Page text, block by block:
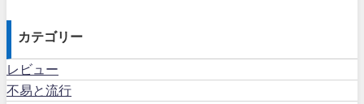
カテゴリー
レビュー
不易と流行